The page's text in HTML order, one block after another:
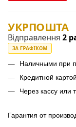
УКРПОШТА
Відправлення 2
ЗА ГРАФІКОМ
Наличными при
Кредитной
Через кассу или
Гарантия от